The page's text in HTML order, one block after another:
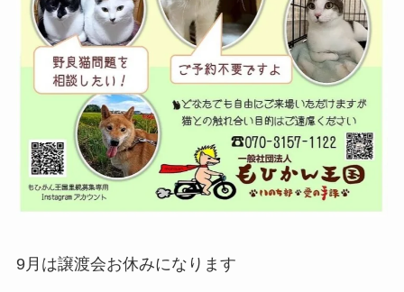
9月は譲渡会お休みになります